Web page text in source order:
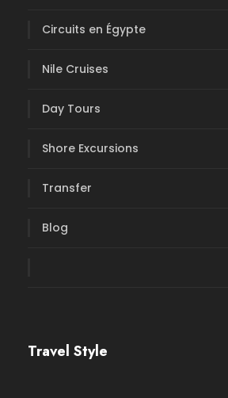
Circuits en Égypte
Nile Cruises
Day Tours
Shore Excursions
Transfer
Blog
Travel Style